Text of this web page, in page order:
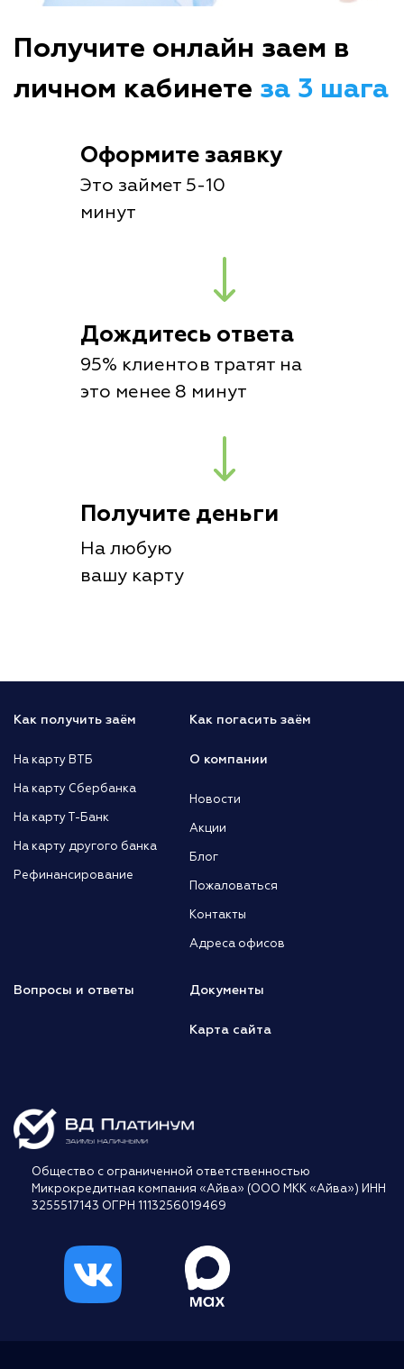
Получите онлайн заем в
личном кабинете за 3 шага
Оформите заявку
Это займет 5-10
минут
Дождитесь ответа
95% клиентов тратят на
это менее 8 минут
Получите деньги
На любую
вашу карту
Как получить заём
На карту ВТБ
На карту Сбербанка
На карту Т-Банк
На карту другого банка
Рефинансирование
Как погасить заём
О компании
Новости
Акции
Блог
Пожаловаться
Контакты
Адреса офисов
Вопросы и ответы Документы
Карта сайта
Общество с ограниченной ответственностью
Микрокредитная компания «Айва» (ООО МКК «Айва») ИНН
3255517143 ОГРН 1113256019469